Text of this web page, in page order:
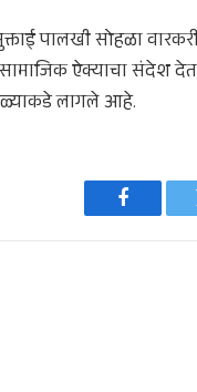
पालखी सोहळा
ऐक्याचा संदेश देत
लागले आहे.